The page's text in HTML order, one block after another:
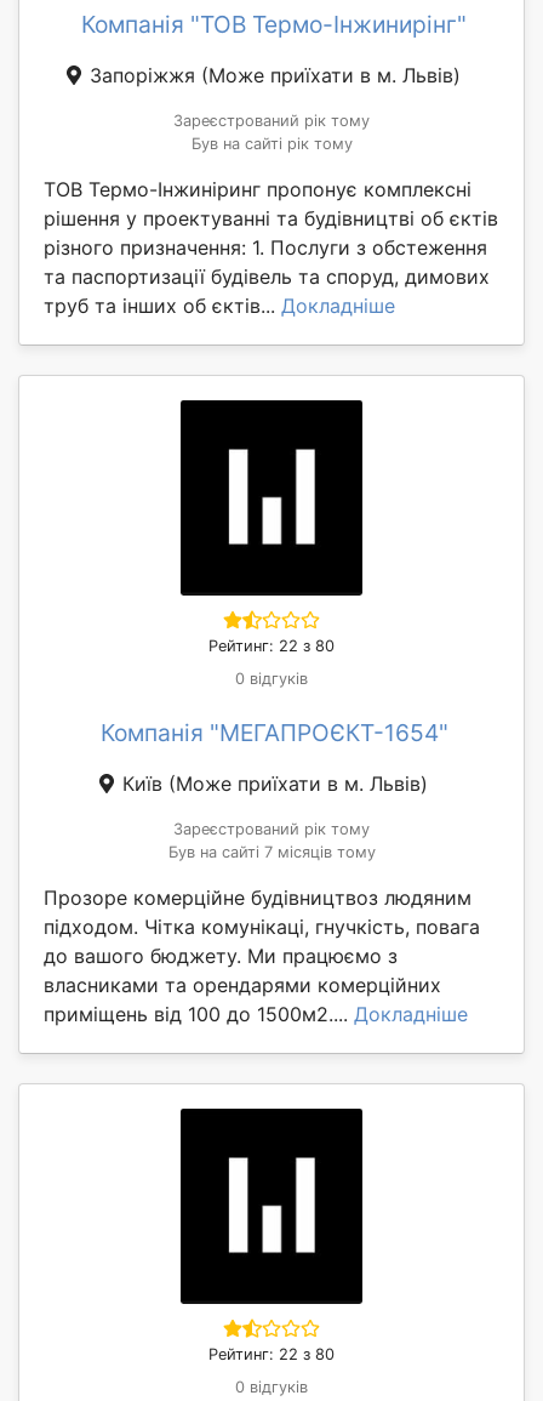
Компанія "ТОВ Термо-Інжинирінг"
Запоріжжя (Може приїхати в м. Львів)
Зареєстрований рік тому
Був на сайті рік тому
ТОВ Термо-Інжиніринг пропонує комплексні
рішення у проектуванні та будівництві об єктів
різного призначення: 1. Послуги з обстеження
та паспортизації будівель та споруд, димових
труб та інших об єктів... Докладніше
Рейтинг: 22 з 80
0 відгуків
Компанія "МЕГАПРОЄКТ-1654"
Київ (Може приїхати в м. Львів)
Зареєстрований рік тому
Був на сайті 7 місяців тому
Прозоре комерційне будівництвоз людяним
підходом. Чітка комунікаці, гнучкість, повага
до вашого бюджету. Ми працюємо з
власниками та орендарями комерційних
приміщень від 100 до 1500м2.... Докладніше
Рейтинг: 22 з 80
0 відгуків